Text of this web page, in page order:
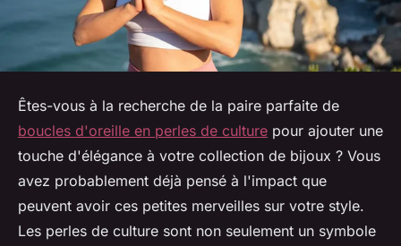
Êtes-vous à la recherche de la paire parfaite de
boucles d'oreille en perles de culture pour ajouter une
touche d'élégance à votre collection de bijoux ? Vous
avez probablement déjà pensé à l'impact que
peuvent avoir ces petites merveilles sur votre style.
Les perles de culture sont non seulement un symbole